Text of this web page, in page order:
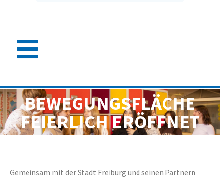
BEWEGUNGSFLÄCHE
FEIERLICH ERÖFFNET
Gemeinsam mit der Stadt Freiburg und seinen Partnern